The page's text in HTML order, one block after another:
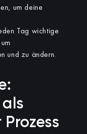
um deine
Tag wichtige
und zu ändern.